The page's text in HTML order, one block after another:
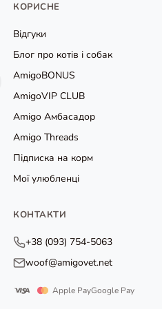
КОРИСНЕ
Відгуки
Блог про котів і собак
AmigoBONUS
AmigoVIP CLUB
Amigo Амбасадор
Amigo Threads
Підписка на корм
Мої улюбленці
КОНТАКТИ
+38 (093) 754-5063
woof@amigovet.net
Apple PayGoogle Pay